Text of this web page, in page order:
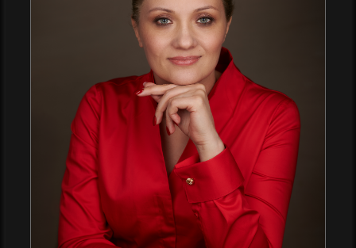
Проконсультируйтесь
по интересующим вопросам
Позвольте нам стать вашим надежным
партнером, гарантируя удовольствие,
безопасность и комфорт в каждой
поездке